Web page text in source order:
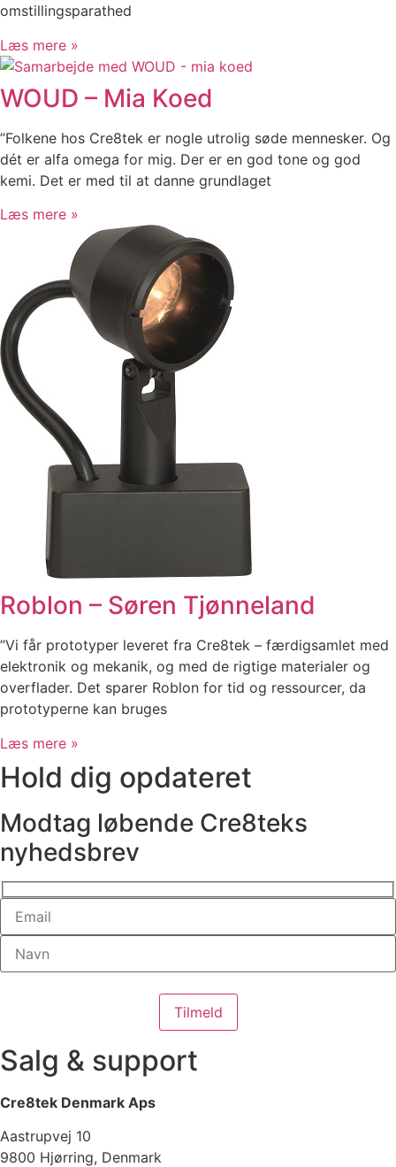
omstillingsparathed
Læs mere »
WOUD – Mia Koed
”Folkene hos Cre8tek er nogle utrolig søde mennesker. Og
dét er alfa omega for mig. Der er en god tone og god
kemi. Det er med til at danne grundlaget
Læs mere »
Roblon – Søren Tjønneland
”Vi får prototyper leveret fra Cre8tek – færdigsamlet med
elektronik og mekanik, og med de rigtige materialer og
overflader. Det sparer Roblon for tid og ressourcer, da
prototyperne kan bruges
Læs mere »
Hold dig opdateret
Modtag løbende Cre8teks
nyhedsbrev
Salg & support
Cre8tek Denmark Aps
Aastrupvej 10
9800 Hjørring, Denmark